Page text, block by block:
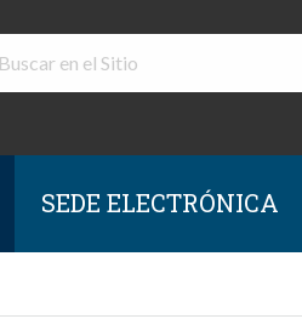
SEDE ELECTRÓNICA